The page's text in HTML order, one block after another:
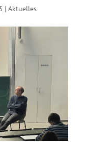
| Aktuelles